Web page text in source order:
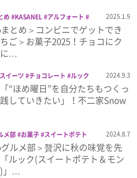
め KASANEL
アルフォート
ーナピンク
カントリーマアム
コンビニ ハーゲンダッツ
ルック
ミルキー ルック
果
ズンヨーグルト
2025.1.9
とめ＞コンビニでゲットでき
ご＞お菓子2025！チョコにク
…
スイーツ チョコレート
ルック
洋菓子
2024.9.3
“ほめ曜日”を自分たちもつくっ
していきたい」！不二家Snow
メ部 お菓子
スイートポテト
モンブラン ルック
2024.8.7
ルメ部＞贅沢に秋の味覚を先
ルック(スイートポテト＆モン
」…